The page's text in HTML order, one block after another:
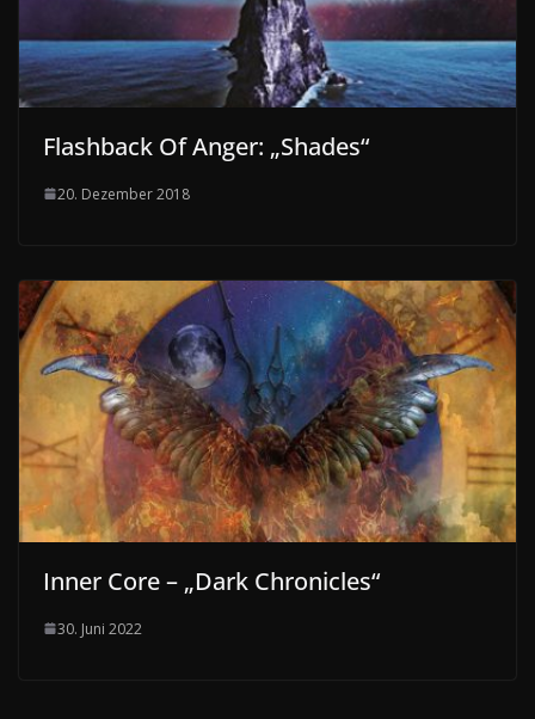
Flashback Of Anger: „Shades“
20. Dezember 2018
Inner Core – „Dark Chronicles“
30. Juni 2022